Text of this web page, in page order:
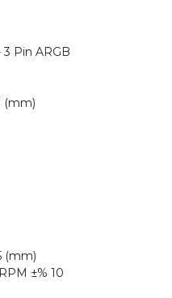
3 Pin ARGB
(mm)
(mm)
±% 10